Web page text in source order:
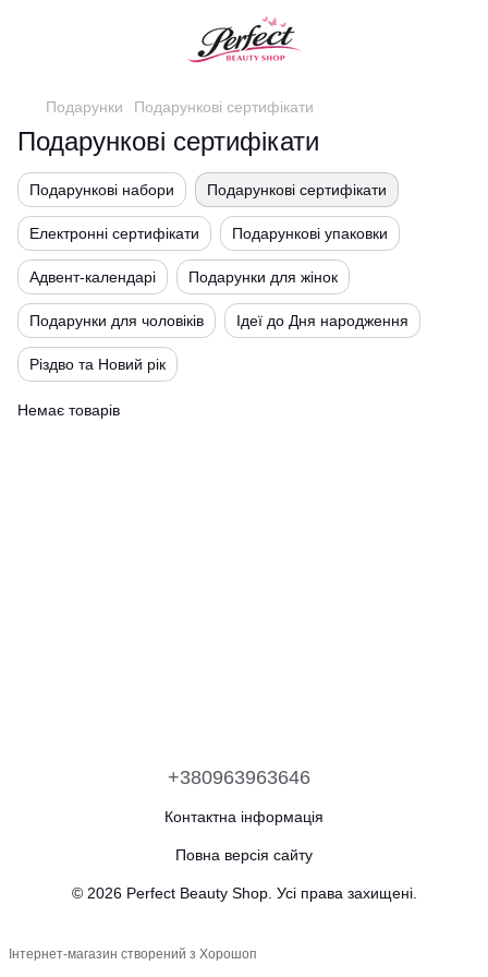
Подарунки Подарункові сертифікати
Подарункові сертифікати
Подарункові набори Подарункові сертифікати
Електронні сертифікати Подарункові упаковки
Адвент-календарі Подарунки для жінок
Подарунки для чоловіків Ідеї до Дня народження
Різдво та Новий рік
Немає товарів
+380963963646
Контактна інформація
Повна версія сайту
© 2026 Perfect Beauty Shop. Усі права захищені.
Інтернет-магазин створений з Хорошоп